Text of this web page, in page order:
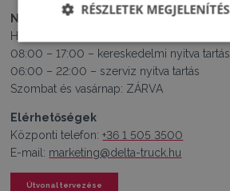
Nyitvatartás
Hétfő – Péntek:
08:00 – 17:00 – kereskedelmi nyitva tartás
06:00 – 22:00 – szerviz nyitva tartás
Szombat és vasárnap: ZÁRVA
Elérhetőségek
Központi telefon:+36 1 505 3500
E-mail: marketing@delta-truck.hu
Útvonal tervezése
RÉSZLETEK